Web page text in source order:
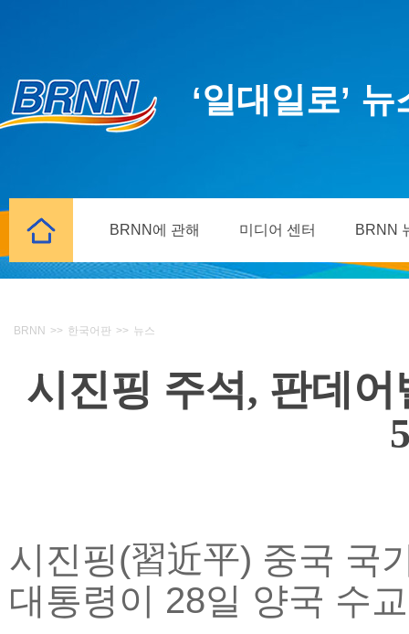
‘일대일로’
BRNN에 관해 미디어 센터 BRNN
BRNN >> 한국어판 >> 뉴스
시진핑 주석, 판데
시진핑(習近平) 중국 국
대통령이 28일 양국 수